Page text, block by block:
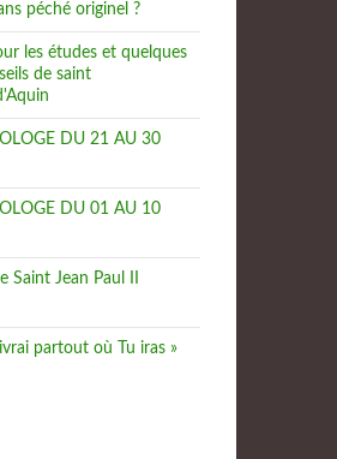
péché originel ?
les études et quelques
de saint
DU 21 AU 30
DU 01 AU 10
Saint Jean Paul II
partout où Tu iras »